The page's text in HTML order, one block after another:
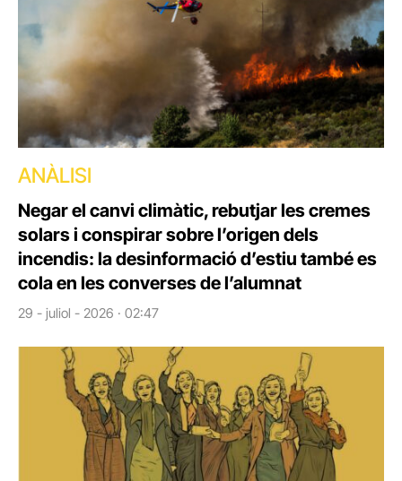
ANÀLISI
Negar el canvi climàtic, rebutjar les cremes
solars i conspirar sobre l’origen dels
incendis: la desinformació d’estiu també es
cola en les converses de l’alumnat
29 - juliol - 2026 · 02:47